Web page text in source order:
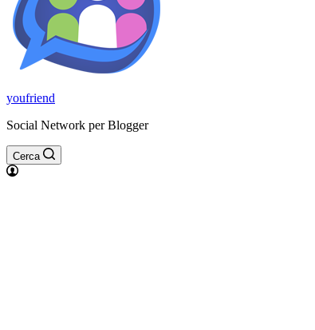
youfriend
Social Network per Blogger
Cerca